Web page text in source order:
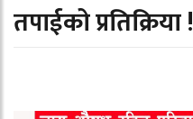
तपाईको प्रतिक्रिया !